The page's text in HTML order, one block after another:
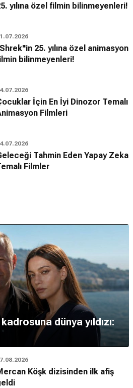
yılına özel filmin bilinmeyenleri!
25. yılına özel animasyon
bilinmeyenleri!
İçin En İyi Dinozor Temalı
Filmleri
Tahmin Eden Yapay Zeka
Filmler
dünya yıldızı:
Köşk dizisinden ilk afiş